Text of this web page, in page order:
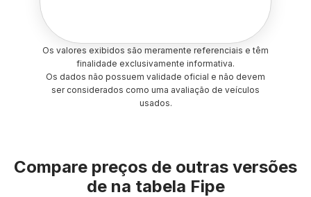
Os valores exibidos são meramente referenciais e têm
finalidade exclusivamente informativa.
Os dados não possuem validade oficial e não devem
ser considerados como uma avaliação de veículos
usados.
Compare preços de outras versões
de na tabela Fipe